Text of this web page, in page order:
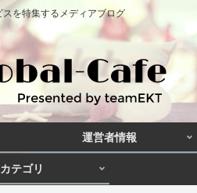
を特集するメディアブログ
運営者情報
カテゴリ